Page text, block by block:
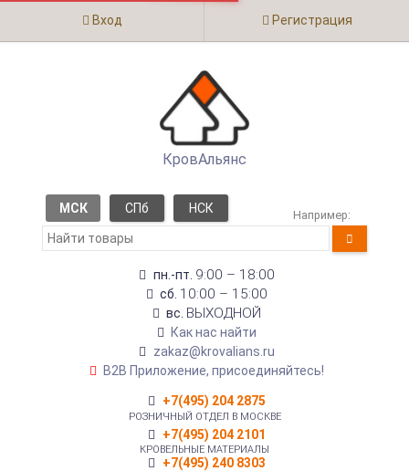
Вход Регистрация
КровАльянс
МСК СПб НСК Например:
пн.-пт. 9:00 – 18:00
сб. 10:00 – 15:00
вс. ВЫХОДНОЙ
Как нас найти
zakaz@krovalians.ru
B2B Приложение, присоединяйтесь!
+7(495) 204 2875
РОЗНИЧНЫЙ ОТДЕЛ В МОСКВЕ
+7(495) 204 2101
КРОВЕЛЬНЫЕ МАТЕРИАЛЫ
+7(495) 240 8303